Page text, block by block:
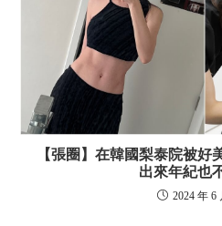
【張圈】在韓國梨泰院被好
出來年紀也
2024 年 6